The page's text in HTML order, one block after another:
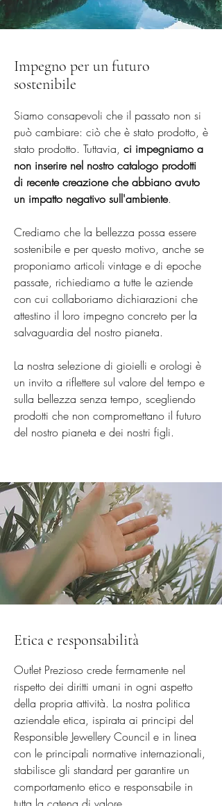
Impegno per un futuro
sostenibile
Siamo consapevoli che il passato non si
può cambiare: ciò che è stato prodotto, è
stato prodotto. Tuttavia, ci impegniamo a
non inserire nel nostro catalogo prodotti
di recente creazione che abbiano avuto
un impatto negativo sull'ambiente.
Crediamo che la bellezza possa essere
sostenibile e per questo motivo, anche se
proponiamo articoli vintage e di epoche
passate, richiediamo a tutte le aziende
con cui collaboriamo dichiarazioni che
attestino il loro impegno concreto per la
salvaguardia del nostro pianeta.
La nostra selezione di gioielli e orologi è
un invito a riflettere sul valore del tempo e
sulla bellezza senza tempo, scegliendo
prodotti che non compromettano il futuro
del nostro pianeta e dei nostri figli.
Etica e responsabilità
Outlet Prezioso crede fermamente nel
rispetto dei diritti umani in ogni aspetto
della propria attività. La nostra politica
aziendale etica, ispirata ai principi del
Responsible Jewellery Council e in linea
con le principali normative internazionali,
stabilisce gli standard per garantire un
comportamento etico e responsabile in